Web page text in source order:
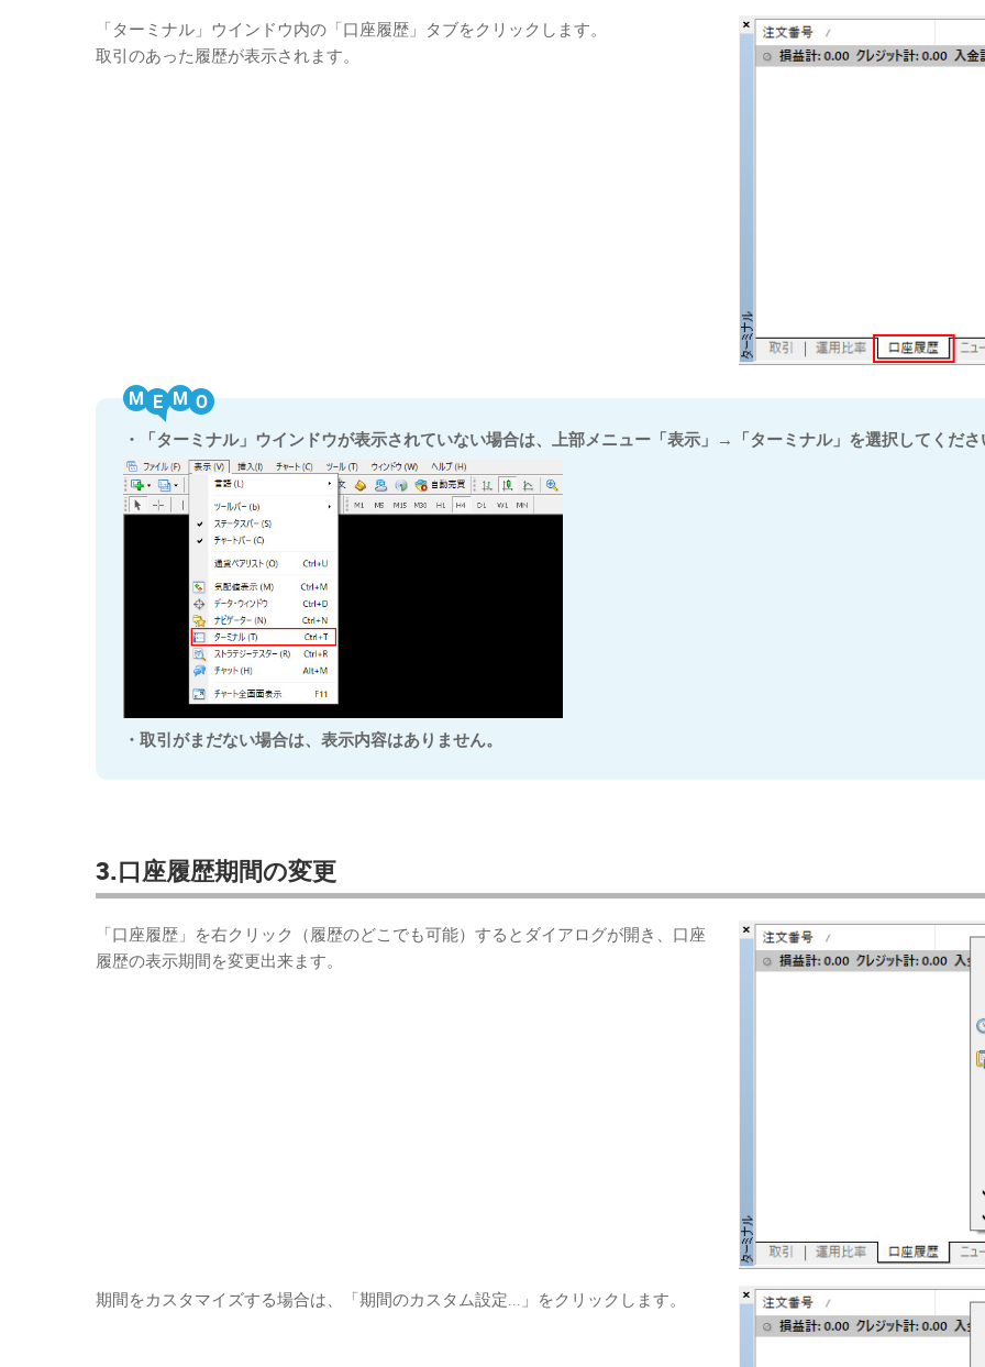
「ターミナル」ウインドウ内の「口座履歴」タブをクリックします。
取引のあった履歴が表示されます。
M M
・「ターミナル」ウインドウが表示されていない場合は、上部メニュー「表示」→「ターミナル」を選択してくださ
・取引がまだない場合は、表示内容はありません。
3.口座履歴期間の変更
「口座履歴」を右クリック（履歴のどこでも可能）するとダイアログが開き、口座
履歴の表示期間を変更出来ます。
期間をカスタマイズする場合は、「期間のカスタム設定...」をクリックします。